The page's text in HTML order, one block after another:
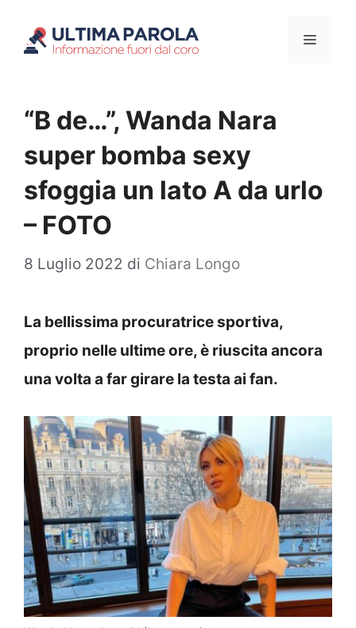
Menu
“B de…”, Wanda Nara
super bomba sexy
sfoggia un lato A da urlo
– FOTO
8 Luglio 2022 di Chiara Longo
La bellissima procuratrice sportiva,
proprio nelle ultime ore, è riuscita ancora
una volta a far girare la testa ai fan.